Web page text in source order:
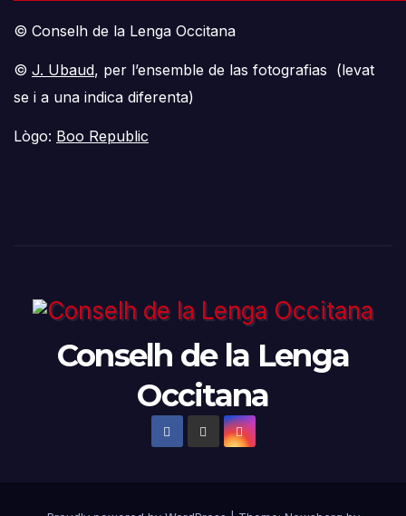
© Conselh de la Lenga Occitana
© J. Ubaud, per l’ensemble de las fotografias (levat
se i a una indica diferenta)
Lògo: Boo Republic
Conselh de la Lenga
Occitana